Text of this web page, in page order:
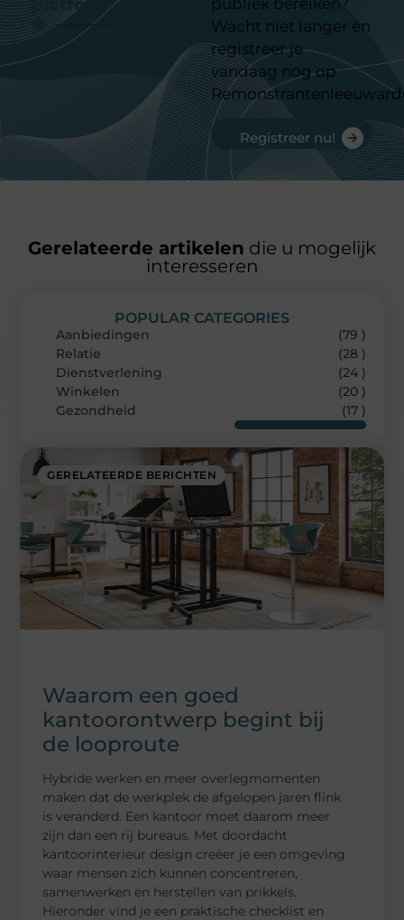
platform
publiek bereiken?
Wacht niet langer en
registreer je
vandaag nog op
Registreer nu!
Gerelateerde artikelen die u mogelijk
interesseren
GERELATEERDE BERICHTEN
Waarom een goed
kantoorontwerp begint bij
de looproute
Hybride werken en meer overlegmomenten
maken dat de werkplek de afgelopen jaren flink
is veranderd. Een kantoor moet daarom meer
zijn dan een rij bureaus. Met doordacht
kantoorinterieur design creëer je een omgeving
waar mensen zich kunnen concentreren,
samenwerken en herstellen van prikkels.
Hieronder vind je een praktische checklist en
POPULAR CATEGORIES
Aanbiedingen
(79 )
Relatie
(28 )
Dienstverlening
(24 )
Winkelen
(20 )
Gezondheid
(17 )